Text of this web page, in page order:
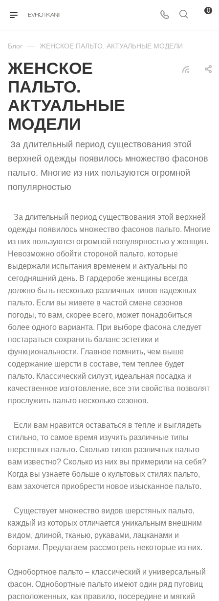
0
Блог — ЖЕНСКОЕ ПАЛЬТО. АКТУАЛЬНЫЕ МОДЕЛИ
ЖЕНСКОЕ
ПАЛЬТО.
АКТУАЛЬНЫЕ
МОДЕЛИ
За длительный период существования этой
верхней одежды появилось множество фасонов
пальто. Многие из них пользуются огромной
популярностью
За длительный период существования этой верхней
одежды появилось множество фасонов пальто. Многие
из них пользуются огромной популярностью у женщин.
Невозможно обойти стороной пальто, которые
выдержали испытания временем и актуальны по
сегодняшний день. В гардеробе женщины всегда
должно быть несколько различных типов надежных
пальто. Если вы живете в частой смене сезонов
погоды, то вам, скорее всего, может понадобиться
более одного варианта. При выборе фасона следует
постараться сохранить баланс эстетики и
функциональности. Главное помнить, чем выше
содержание шерсти в составе, тем теплее будет
пальто. Классический силуэт, идеальная посадка и
качественное изготовление, все эти свойства позволят
прослужить пальто несколько сезонов.
Если вам нравится оставаться в тепле и выглядеть
стильно, то самое время изучить различные типы
шерстяных пальто. Сколько типов различных пальто
вам известно? Сколько из них вы примерили на себя?
Когда вы узнаете больше о культовых стилях пальто,
вам захочется приобрести новое изысканное пальто.
Существует множество видов шерстяных пальто,
каждый из которых отличается уникальным внешним
видом, длиной, тканью, рукавами, лацканами и
бортами. Предлагаем рассмотреть некоторые из них.
Однобортное пальто – классический и универсальный
фасон. Однобортные пальто имеют один ряд пуговиц
расположенных, как правило, посередине и мягкий